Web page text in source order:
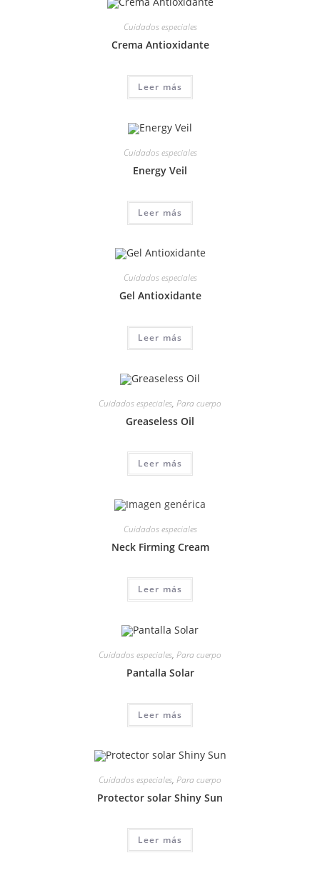
Cuidados especiales
Crema Antioxidante
Leer más
Cuidados especiales
Energy Veil
Leer más
Cuidados especiales
Gel Antioxidante
Leer más
Cuidados especiales, Para cuerpo
Greaseless Oil
Leer más
Cuidados especiales
Neck Firming Cream
Leer más
Cuidados especiales, Para cuerpo
Pantalla Solar
Leer más
Cuidados especiales, Para cuerpo
Protector solar Shiny Sun
Leer más